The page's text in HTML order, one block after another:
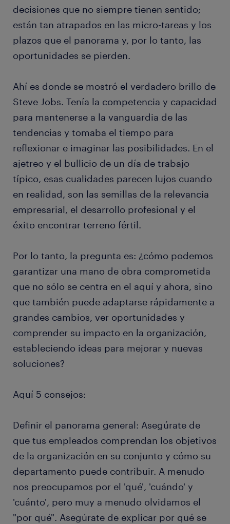
decisiones que no siempre tienen sentido;
están tan atrapados en las micro-tareas y los
plazos que el panorama y, por lo tanto, las
oportunidades se pierden.
Ahí es donde se mostró el verdadero brillo de
Steve Jobs. Tenía la competencia y capacidad
para mantenerse a la vanguardia de las
tendencias y tomaba el tiempo para
reflexionar e imaginar las posibilidades. En el
ajetreo y el bullicio de un día de trabajo
típico, esas cualidades parecen lujos cuando
en realidad, son las semillas de la relevancia
empresarial, el desarrollo profesional y el
éxito encontrar terreno fértil.
Por lo tanto, la pregunta es: ¿cómo podemos
garantizar una mano de obra comprometida
que no sólo se centra en el aquí y ahora, sino
que también puede adaptarse rápidamente a
grandes cambios, ver oportunidades y
comprender su impacto en la organización,
estableciendo ideas para mejorar y nuevas
soluciones?
Aquí 5 consejos:
Definir el panorama general: Asegúrate de
que tus empleados comprendan los objetivos
de la organización en su conjunto y cómo su
departamento puede contribuir. A menudo
nos preocupamos por el 'qué', 'cuándo' y
'cuánto', pero muy a menudo olvidamos el
"por qué". Asegúrate de explicar por qué se